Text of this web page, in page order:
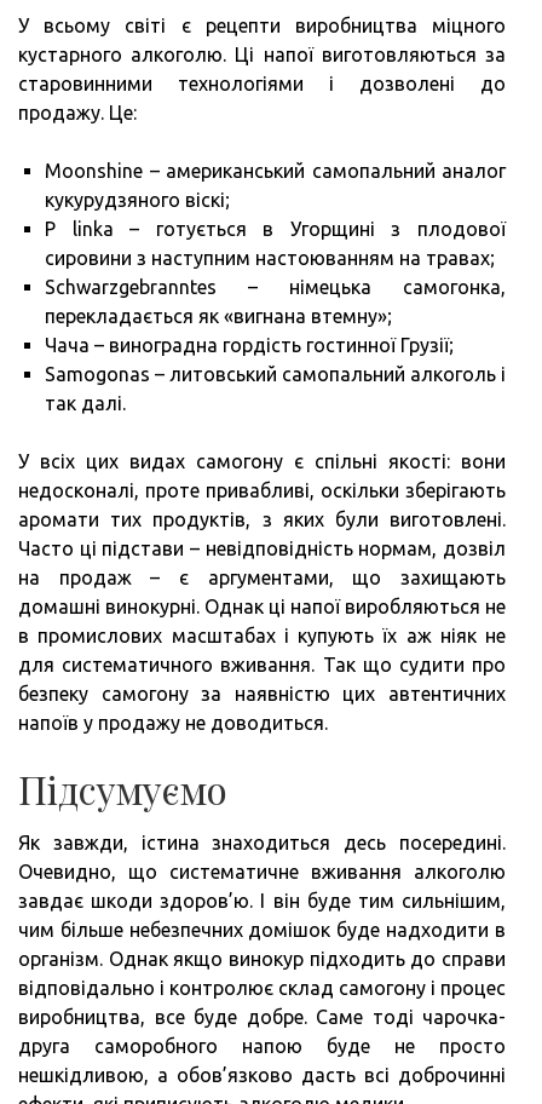
У всьому світі є рецепти виробництва міцного
кустарного алкоголю. Ці напої виготовляються за
старовинними технологіями і дозволені до
продажу. Це:
Moonshine – американський самопальний аналог
кукурудзяного віскі;
P linka – готується в Угорщині з плодової
сировини з наступним настоюванням на травах;
Schwarzgebranntes – німецька самогонка,
перекладається як «вигнана втемну»;
Чача – виноградна гордість гостинної Грузії;
Samogonas – литовський самопальний алкоголь і
так далі.
У всіх цих видах самогону є спільні якості: вони
недосконалі, проте привабливі, оскільки зберігають
аромати тих продуктів, з яких були виготовлені.
Часто ці підстави – невідповідність нормам, дозвіл
на продаж – є аргументами, що захищають
домашні винокурні. Однак ці напої виробляються не
в промислових масштабах і купують їх аж ніяк не
для систематичного вживання. Так що судити про
безпеку самогону за наявністю цих автентичних
напоїв у продажу не доводиться.
Підсумуємо
Як завжди, істина знаходиться десь посередині.
Очевидно, що систематичне вживання алкоголю
завдає шкоди здоров’ю. І він буде тим сильнішим,
чим більше небезпечних домішок буде надходити в
організм. Однак якщо винокур підходить до справи
відповідально і контролює склад самогону і процес
виробництва, все буде добре. Саме тоді чарочка-
друга саморобного напою буде не просто
нешкідливою, а обов’язково дасть всі доброчинні